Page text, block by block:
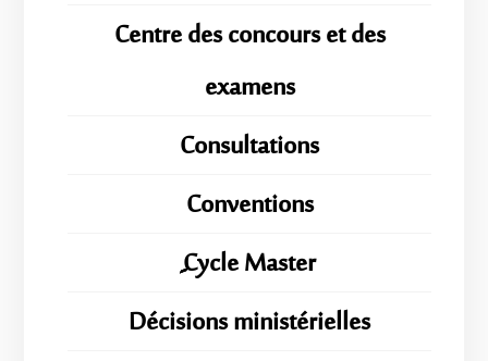
Centre des concours et des
examens
Consultations
Conventions
ِِِCycle Master
Décisions ministérielles